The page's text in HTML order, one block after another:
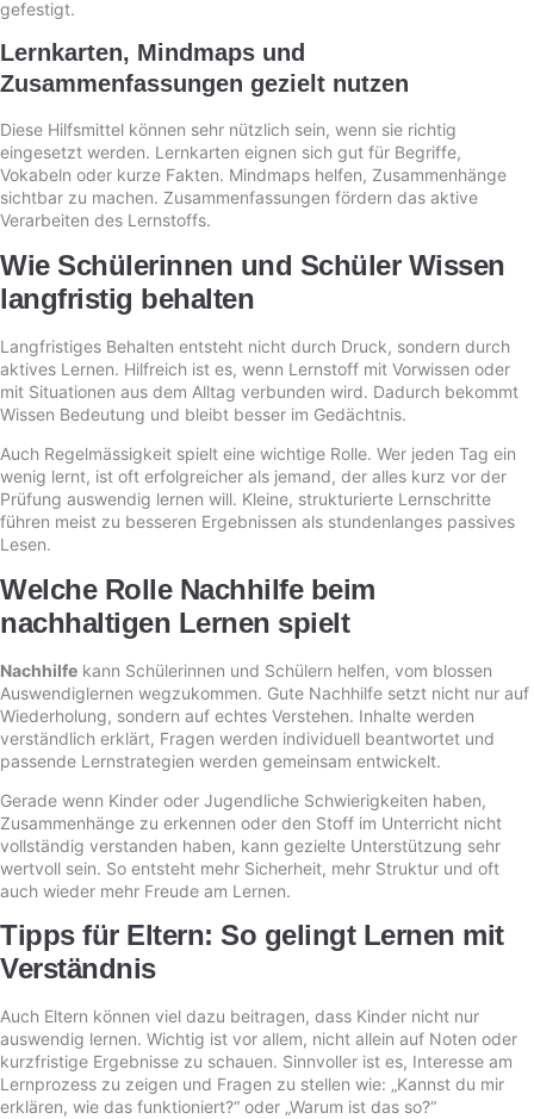
gefestigt.
Lernkarten, Mindmaps und
Zusammenfassungen gezielt nutzen
Diese Hilfsmittel können sehr nützlich sein, wenn sie richtig
eingesetzt werden. Lernkarten eignen sich gut für Begriffe,
Vokabeln oder kurze Fakten. Mindmaps helfen, Zusammenhänge
sichtbar zu machen. Zusammenfassungen fördern das aktive
Verarbeiten des Lernstoffs.
Wie Schülerinnen und Schüler Wissen
langfristig behalten
Langfristiges Behalten entsteht nicht durch Druck, sondern durch
aktives Lernen. Hilfreich ist es, wenn Lernstoff mit Vorwissen oder
mit Situationen aus dem Alltag verbunden wird. Dadurch bekommt
Wissen Bedeutung und bleibt besser im Gedächtnis.
Auch Regelmässigkeit spielt eine wichtige Rolle. Wer jeden Tag ein
wenig lernt, ist oft erfolgreicher als jemand, der alles kurz vor der
Prüfung auswendig lernen will. Kleine, strukturierte Lernschritte
führen meist zu besseren Ergebnissen als stundenlanges passives
Lesen.
Welche Rolle Nachhilfe beim
nachhaltigen Lernen spielt
Nachhilfe kann Schülerinnen und Schülern helfen, vom blossen
Auswendiglernen wegzukommen. Gute Nachhilfe setzt nicht nur auf
Wiederholung, sondern auf echtes Verstehen. Inhalte werden
verständlich erklärt, Fragen werden individuell beantwortet und
passende Lernstrategien werden gemeinsam entwickelt.
Gerade wenn Kinder oder Jugendliche Schwierigkeiten haben,
Zusammenhänge zu erkennen oder den Stoff im Unterricht nicht
vollständig verstanden haben, kann gezielte Unterstützung sehr
wertvoll sein. So entsteht mehr Sicherheit, mehr Struktur und oft
auch wieder mehr Freude am Lernen.
Tipps für Eltern: So gelingt Lernen mit
Verständnis
Auch Eltern können viel dazu beitragen, dass Kinder nicht nur
auswendig lernen. Wichtig ist vor allem, nicht allein auf Noten oder
kurzfristige Ergebnisse zu schauen. Sinnvoller ist es, Interesse am
Lernprozess zu zeigen und Fragen zu stellen wie: „Kannst du mir
erklären, wie das funktioniert?“ oder „Warum ist das so?“